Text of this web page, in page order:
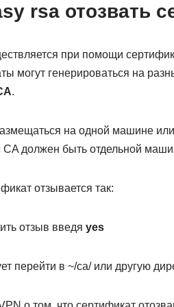
rsa отозвать
при помощи
могут генерироваться на
.
на одной машине
CA должен быть отдельной
отзывается так:
отзыв введя yes
перейти в ~/ca/ или другую